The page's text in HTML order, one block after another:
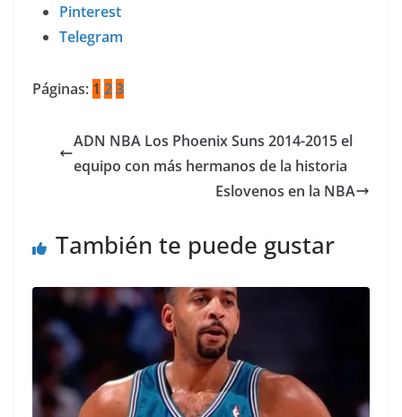
Pinterest
Telegram
Páginas: 1 23
ADN NBA Los Phoenix Suns 2014-2015 el
equipo con más hermanos de la historia
Eslovenos en la NBA
También te puede gustar